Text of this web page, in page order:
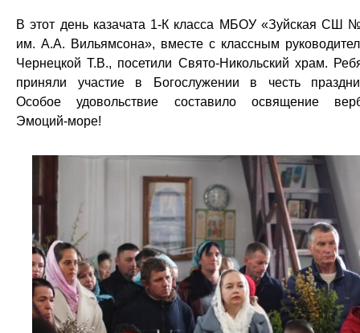
В этот день казачата 1-К класса МБОУ «Зуйская СШ
им. А.А. Вильямсона», вместе с классным
Чернецкой Т.В., посетили Свято-Никольский храм.
приняли участие в Богослужении в честь
Особое удовольствие составило освящение
Эмоций-море!